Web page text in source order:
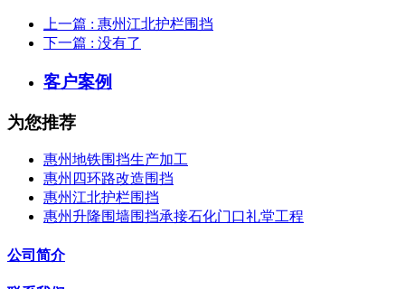
上一篇 : 惠州江北护栏围挡
下一篇 : 没有了
客户案例
为您推荐
惠州地铁围挡生产加工
惠州四环路改造围挡
惠州江北护栏围挡
惠州升隆围墙围挡承接石化门口礼堂工程
公司简介